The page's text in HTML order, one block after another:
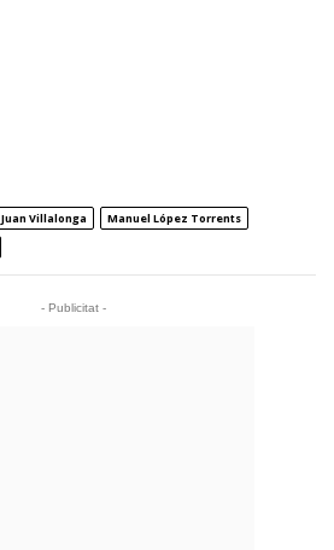
Juan Villalonga
Manuel López Torrents
- Publicitat -